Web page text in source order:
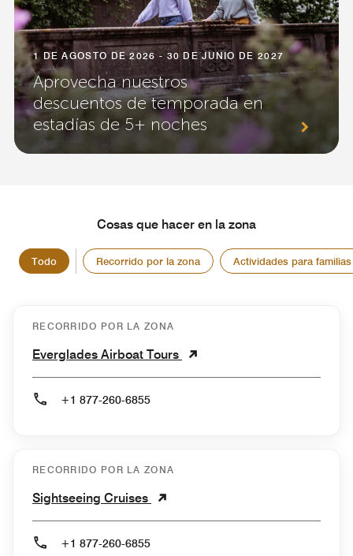
1 DE AGOSTO DE 2026 - 30 DE JUNIO DE 2027
Aprovecha nuestros
descuentos de temporada en
estadías de 5+ noches
Cosas que hacer en la zona
Todo Recorrido por la zona Actividades para
RECORRIDO POR LA ZONA
Everglades Airboat Tours
+1 877-260-6855
RECORRIDO POR LA ZONA
Sightseeing Cruises
+1 877-260-6855